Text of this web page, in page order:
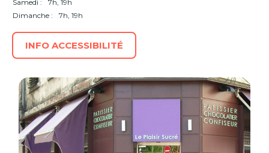
Samedi :
7h, 19h
Dimanche :
7h, 19h
INFO ACCESSIBILITÉ